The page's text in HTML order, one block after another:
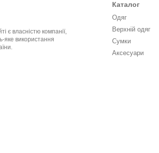
є власністю компанії,
яке використання
Каталог
Одяг
Верхній одяг
Сумки
Аксесуари